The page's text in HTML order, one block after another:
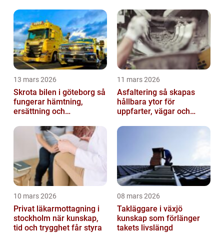
13 mars 2026
Skrota bilen i göteborg så
fungerar hämtning,
ersättning och
11 mars 2026
Asfaltering så skapas
hållbara ytor för
uppfarter, vägar och
10 mars 2026
Privat läkarmottagning i
stockholm när kunskap,
tid och trygghet får styra
08 mars 2026
Takläggare i växjö
kunskap som förlänger
takets livslängd